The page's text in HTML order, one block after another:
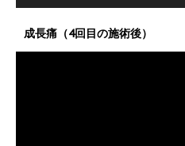
成長痛（4回目の施術後）